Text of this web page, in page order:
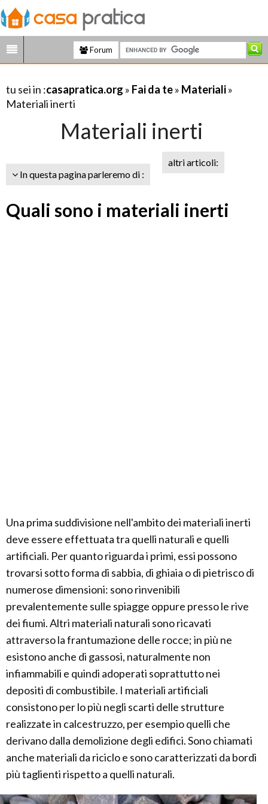
Forum
tu sei in :casapratica.org » Fai da te» Materiali»
Materiali inerti
Materiali inerti
In questa pagina parleremo di :
altri articoli:
Quali sono i materiali inerti
Una prima suddivisione nell'ambito dei materiali inerti
deve essere effettuata tra quelli naturali e quelli
artificiali. Per quanto riguarda i primi, essi possono
trovarsi sotto forma di sabbia, di ghiaia o di pietrisco di
numerose dimensioni: sono rinvenibili
prevalentemente sulle spiagge oppure presso le rive
dei fiumi. Altri materiali naturali sono ricavati
attraverso la frantumazione delle rocce; in più ne
esistono anche di gassosi, naturalmente non
infiammabili e quindi adoperati soprattutto nei
depositi di combustibile. I materiali artificiali
consistono per lo più negli scarti delle strutture
realizzate in calcestruzzo, per esempio quelli che
derivano dalla demolizione degli edifici. Sono chiamati
anche materiali da riciclo e sono caratterizzati da bordi
più taglienti rispetto a quelli naturali.